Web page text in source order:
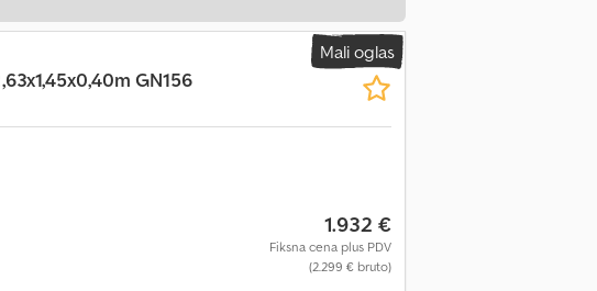
Mali oglas
GN156
1.932 €
Fiksna cena plus PDV
(2.299 € bruto)